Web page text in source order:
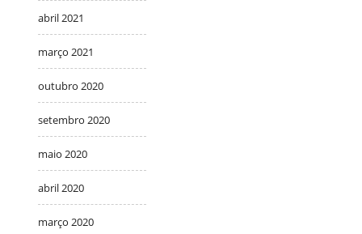
abril 2021
março 2021
outubro 2020
setembro 2020
maio 2020
abril 2020
março 2020